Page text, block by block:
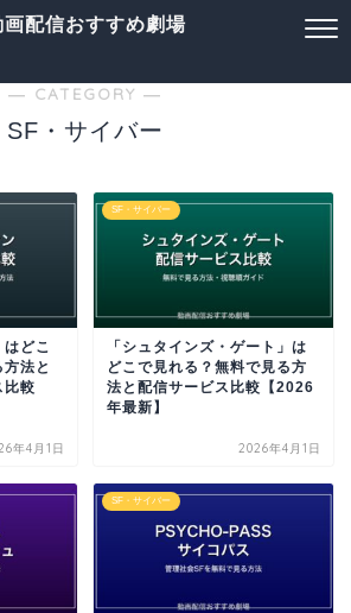
画配信おすすめ劇場
― CATEGORY ―
SF・サイバー
どこ
法と
比較
年4月1日
SF・サイバー
「シュタインズ・ゲート」は
どこで見れる？無料で見る方
法と配信サービス比較【2026
年最新】
2026年4月1日
SF・サイバー